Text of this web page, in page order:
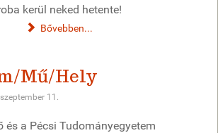
kerül neked hetente!
Bővebben...
Mű/Hely
11.
és a Pécsi Tudományegyetem